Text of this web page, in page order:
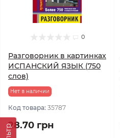
0
Разговорник в картинках
ИСПАНСКИЙ ЯЗЫК (750
слов)
Нет в наличии
Код товара: 35787
28.70 грн